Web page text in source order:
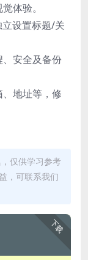
体验。
设置标题/关
安全及备份
地址等，修
仅供学习参考
，可联系我们
下载